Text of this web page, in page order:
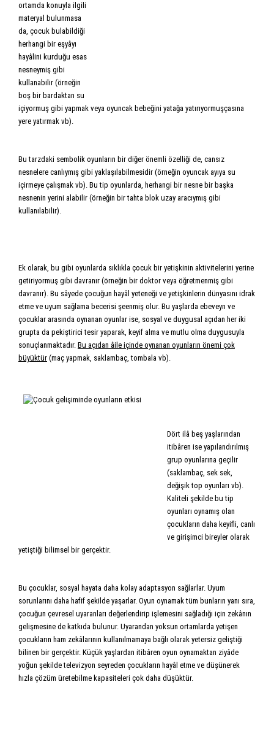
ortamda konuyla ilgili
materyal bulunmasa
da, çocuk bulabildiği
herhangi bir eşyâyı
hayâlini kurduğu esas
nesneymiş gibi
kullanabilir (örneğin
boş bir bardaktan su
içiyormuş gibi yapmak veya oyuncak bebeğini yatağa yatırıyormuşçasına
yere yatırmak vb).
Bu tarzdaki sembolik oyunların bir diğer önemli özelliği de, cansız
nesnelere canlıymış gibi yaklaşılabilmesidir (örneğin oyuncak ayıya su
içirmeye çalışmak vb). Bu tip oyunlarda, herhangi bir nesne bir başka
nesnenin yerini alabilir (örneğin bir tahta blok uzay aracıymış gibi
kullanılabilir).
Ek olarak, bu gibi oyunlarda sıklıkla çocuk bir yetişkinin aktivitelerini yerine
getiriyormuş gibi davranır (örneğin bir doktor veya öğretmenmiş gibi
davranır). Bu sâyede çocuğun hayâl yeteneği ve yetişkinlerin dünyasını idrak
etme ve uyum sağlama becerisi şeenmiş olur. Bu yaşlarda ebeveyn ve
çocuklar arasında oynanan oyunlar ise, sosyal ve duygusal açıdan her iki
grupta da pekiştirici tesir yaparak, keyif alma ve mutlu olma duygusuyla
sonuçlanmaktadır. Bu açıdan âile içinde oynanan oyunların önemi çok
büyüktür (maç yapmak, saklambaç, tombala vb).
Dört ilâ beş yaşlarından
itibâren ise yapılandırılmış
grup oyunlarına geçilir
(saklambaç, sek sek,
değişik top oyunları vb).
Kaliteli şekilde bu tip
oyunları oynamış olan
çocukların daha keyifli, canlı
ve girişimci bireyler olarak
yetiştiği bilimsel bir gerçektir.
Bu çocuklar, sosyal hayata daha kolay adaptasyon sağlarlar. Uyum
sorunlarını daha hafif şekilde yaşarlar. Oyun oynamak tüm bunların yanı sıra,
çocuğun çevresel uyaranları değerlendirip işlemesini sağladığı için zekânın
gelişmesine de katkıda bulunur. Uyarandan yoksun ortamlarda yetişen
çocukların ham zekâlarının kullanılmamaya bağlı olarak yetersiz geliştiği
bilinen bir gerçektir. Küçük yaşlardan itibâren oyun oynamaktan ziyâde
yoğun şekilde televizyon seyreden çocukların hayâl etme ve düşünerek
hızla çözüm üretebilme kapasiteleri çok daha düşüktür.